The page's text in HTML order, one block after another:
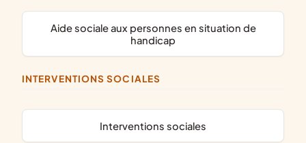
aide sociale aux personnes en situation de
handicap
INTERVENTIONS SOCIALES
interventions sociales